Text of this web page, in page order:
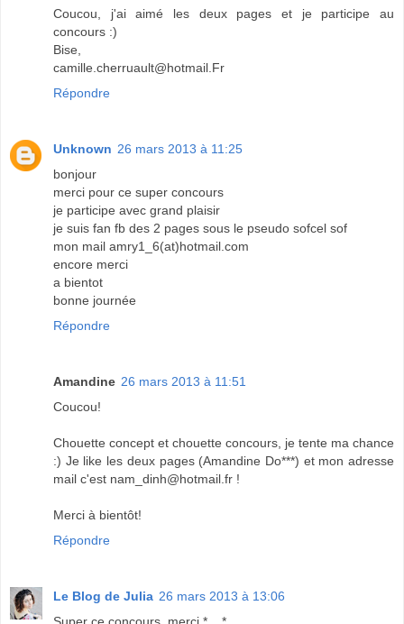
Coucou, j'ai aimé les deux pages et je participe au
concours :)
Bise,
camille.cherruault@hotmail.Fr
Répondre
Unknown 26 mars 2013 à 11:25
bonjour
merci pour ce super concours
je participe avec grand plaisir
je suis fan fb des 2 pages sous le pseudo sofcel sof
mon mail amry1_6(at)hotmail.com
encore merci
a bientot
bonne journée
Répondre
Amandine 26 mars 2013 à 11:51
Coucou!
Chouette concept et chouette concours, je tente ma chance
:) Je like les deux pages (Amandine Do***) et mon adresse
mail c'est nam_dinh@hotmail.fr !
Merci à bientôt!
Répondre
Le Blog de Julia 26 mars 2013 à 13:06
Super ce concours, merci *__*